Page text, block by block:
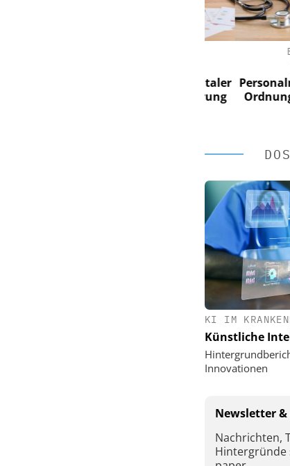
Personalmanagement: Von digitaler
Ordnung
KI IM
Künstliche
Innovationen
Newsletter &
Nachrichten,
Hintergründe